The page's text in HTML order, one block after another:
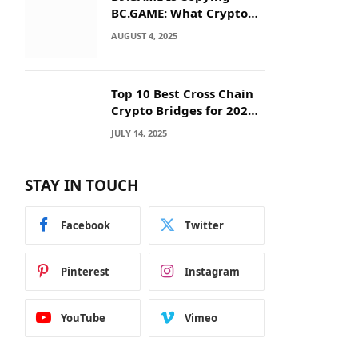
BC.GAME: What Crypto
Users Need to Know
AUGUST 4, 2025
Top 10 Best Cross Chain
Crypto Bridges for 2025:
Seamless
Interoperability Across
JULY 14, 2025
STAY IN TOUCH
Facebook Twitter
Pinterest Instagram
YouTube Vimeo